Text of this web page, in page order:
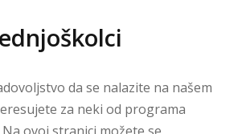
da se nalazite na našem
za neki od programa